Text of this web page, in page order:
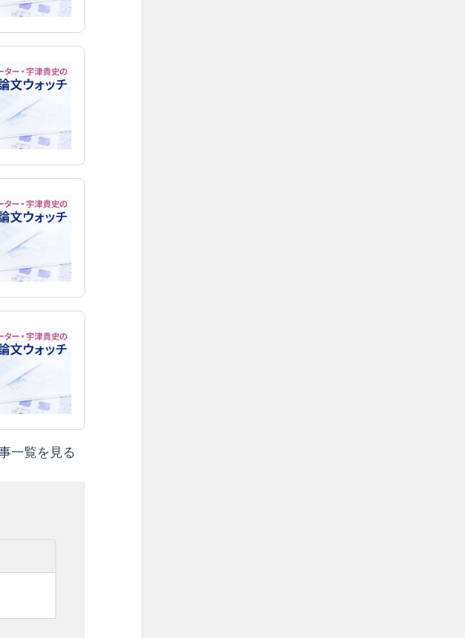
一覧を見る